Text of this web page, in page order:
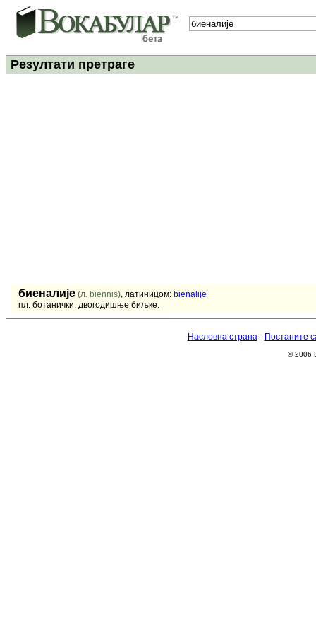
Резултати претраге
биеналије (л. biennis), латиницом: bienalije
пл. ботанички: двогодишње биљке.
Насловна страна- Постаните
© 2006